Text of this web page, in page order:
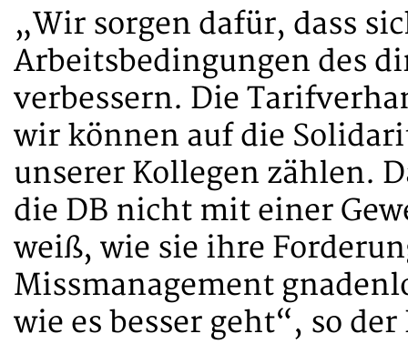
„Wir sorgen dafür, dass
Arbeitsbedingungen des
verbessern. Die
wir können auf die
unserer Kollegen zählen.
die DB nicht mit einer
weiß, wie sie ihre
Missmanagement
wie es besser geht“, so